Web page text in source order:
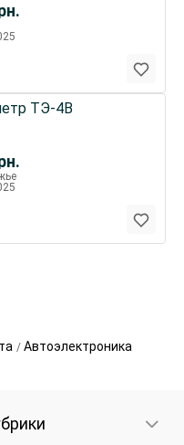
ТЭ-4В
Автоэлектроника